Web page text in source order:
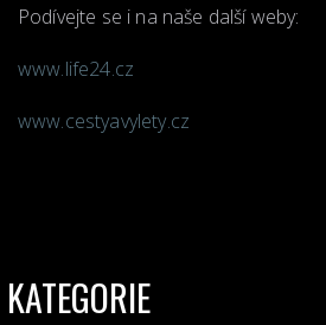
Podívejte se i na naše další weby:
www.life24.cz
www.cestyavylety.cz
KATEGORIE